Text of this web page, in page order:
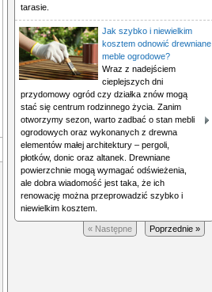
tarasie.
Jak szybko i niewielkim
kosztem odnowić drewniane
meble ogrodowe?
Wraz z nadejściem
cieplejszych dni
przydomowy ogród czy działka znów mogą
stać się centrum rodzinnego życia. Zanim
otworzymy sezon, warto zadbać o stan mebli
ogrodowych oraz wykonanych z drewna
elementów małej architektury – pergoli,
płotków, donic oraz altanek. Drewniane
powierzchnie mogą wymagać odświeżenia,
ale dobra wiadomość jest taka, że ich
renowację można przeprowadzić szybko i
niewielkim kosztem.
Poprzednie »
« Następne